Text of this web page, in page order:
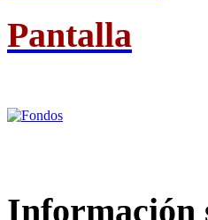
Pantalla
Información